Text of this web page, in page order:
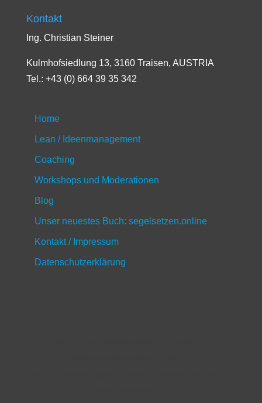
Kontakt
Ing. Christian Steiner
Kulmhofsiedlung 13, 3160 Traisen, AUSTRIA
Tel.: +43 (0) 664 39 35 342
Home
Lean / Ideenmanagement
Coaching
Workshops und Moderationen
Blog
Unser neuestes Buch: segelsetzen.online
Kontakt / Impressum
Datenschutzerklärung